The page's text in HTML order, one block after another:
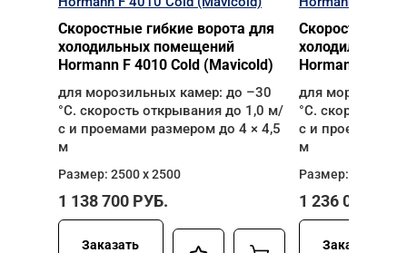
Скоростные гибкие ворота для
холодильных помещений
Hormann F 4010 Cold (Mavicold)
для морозильных камер: до –30
°C. скорость открывания до 1,0 м/
с и проемами размером до 4 × 4,5
м
Размер: 2500 х 2500
1 138 700 РУБ.
Заказать
Скоростные
холодильных
Hormann F
для
°C. скорость
с и проемами
м
Размер: 2500 х
1 236 000
Заказать